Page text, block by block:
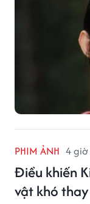
PHIM ẢNH 4
Điều khiến
vật khó